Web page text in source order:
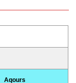
Aqours